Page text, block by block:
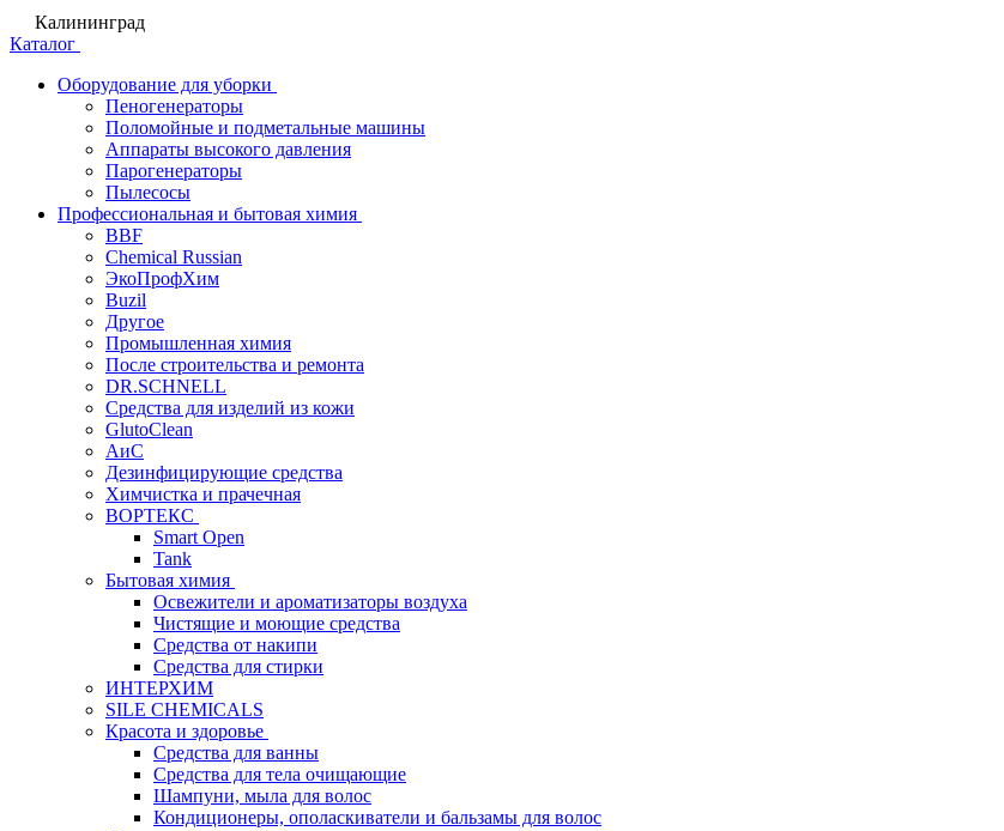
Калининград
Каталог
Оборудование для уборки
Пеногенераторы
Поломойные и подметальные машины
Аппараты высокого давления
Парогенераторы
Пылесосы
Профессиональная и бытовая химия
BBF
Chemical Russian
ЭкоПрофХим
Buzil
Другое
Промышленная химия
После строительства и ремонта
DR.SCHNELL
Средства для изделий из кожи
GlutoClean
АиС
Дезинфицирующие средства
Химчистка и прачечная
ВОРТЕКС
Smart Open
Tank
Бытовая химия
Освежители и ароматизаторы воздуха
Чистящие и моющие средства
Средства от накипи
Средства для стирки
ИНТЕРХИМ
SILE CHEMICALS
Красота и здоровье
Средства для ванны
Средства для тела очищающие
Шампуни, мыла для волос
Кондиционеры, ополаскиватели и бальзамы для волос